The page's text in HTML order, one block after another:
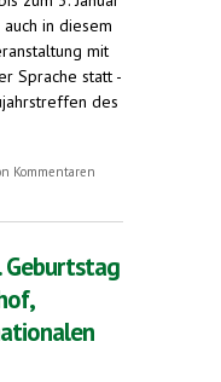
in diesem
mit
Sprache statt -
des
Kommentaren
Geburtstag